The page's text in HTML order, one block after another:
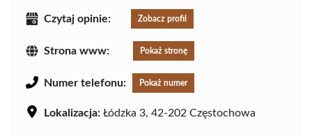
Czytaj opinie: Zobacz profil
Strona www: Pokaż stronę
Numer telefonu: Pokaż numer
Lokalizacja: Łódzka 3, 42-202 Częstochowa